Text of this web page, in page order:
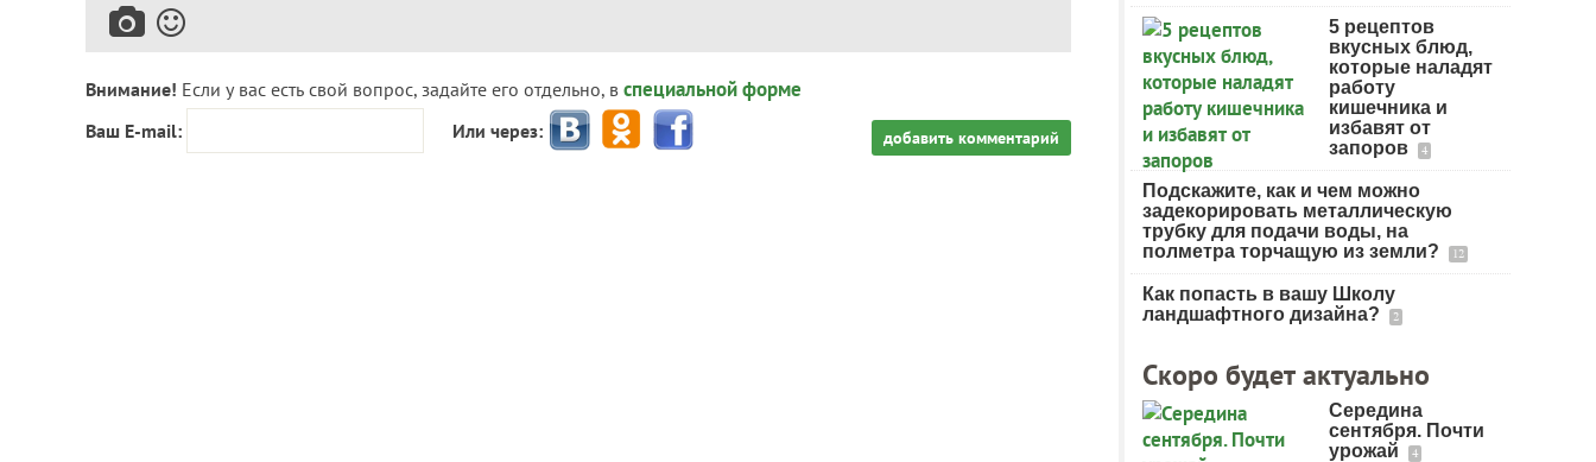
Внимание! Если у вас есть свой вопрос, задайте его отдельно, в специальной форме
Ваш E-mail: Или через: добавить комментарий
5 рецептов
вкусных блюд,
которые наладят
работу
кишечника и
избавят от
запоров
4
Подскажите, как и чем можно
задекорировать металлическую
трубку для подачи воды, на
полметра торчащую из земли?
12
Как попасть в вашу Школу
ландшафтного дизайна?
2
Скоро будет актуально
Середина
сентября. Почти
урожай
4